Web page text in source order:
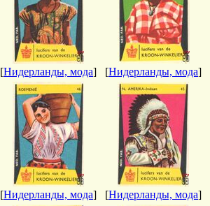
[Нидерланды, мода] [Нидерланды, мода]
[Нидерланды, мода] [Нидерланды, мода]